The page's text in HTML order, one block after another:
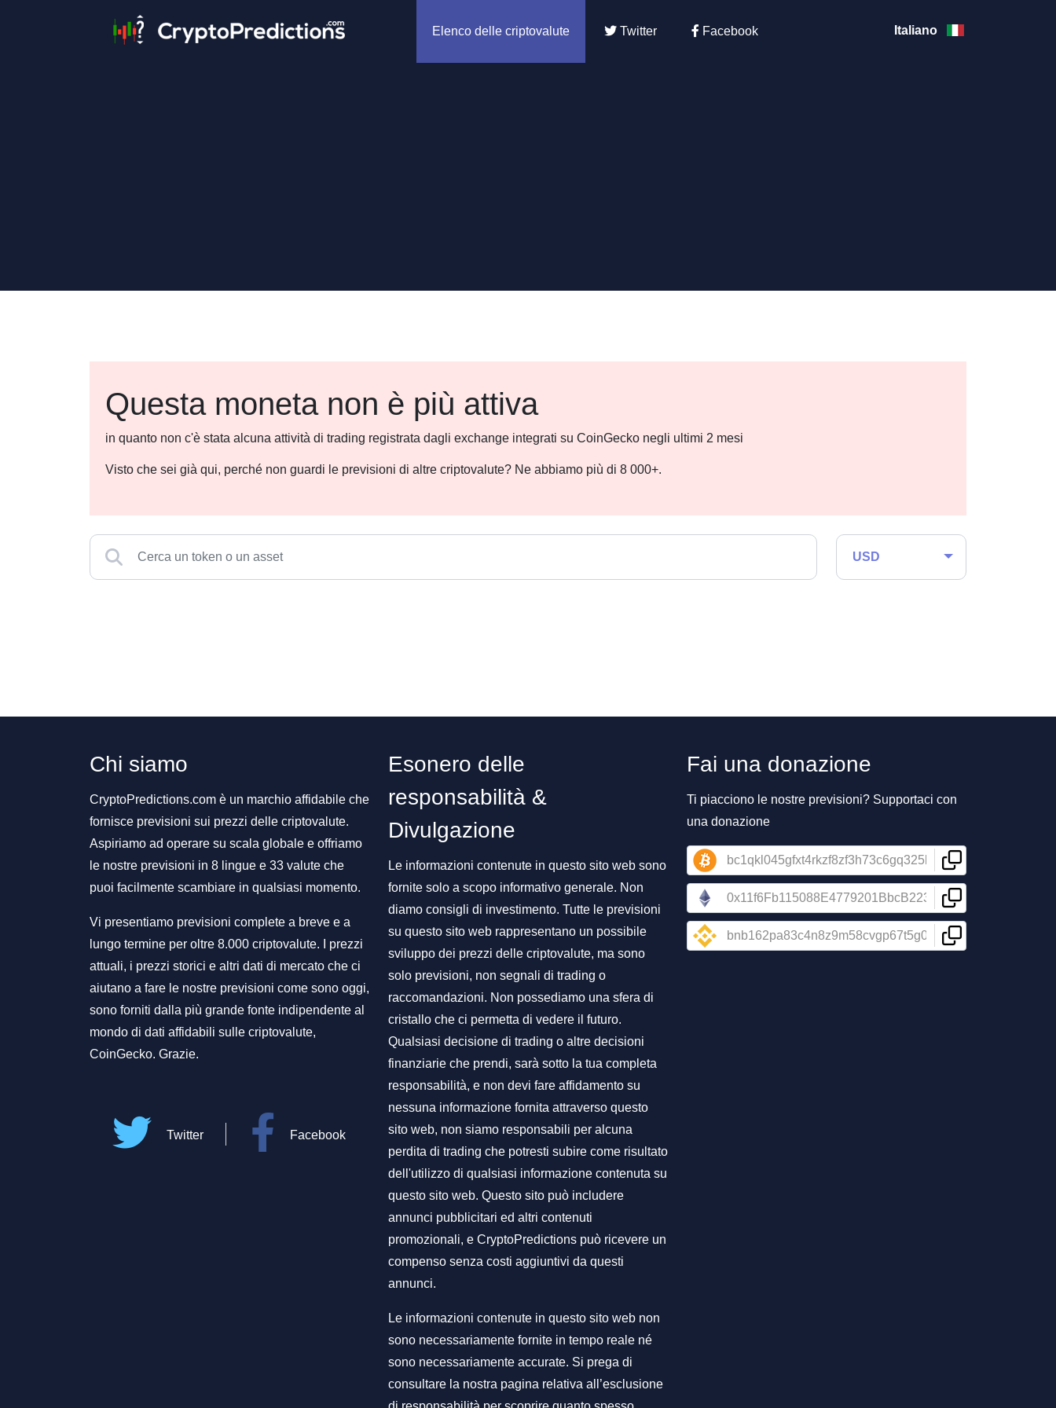
Elenco delle criptovalute Twitter Facebook Italiano
Questa moneta non è più attiva
in quanto non c'è stata alcuna attività di trading registrata dagli exchange integrati su CoinGecko negli ultimi 2 mesi
Visto che sei già qui, perché non guardi le previsioni di altre criptovalute? Ne abbiamo più di 8 000+.
USD
Chi siamo
CryptoPredictions.com è un marchio affidabile che
fornisce previsioni sui prezzi delle criptovalute.
Aspiriamo ad operare su scala globale e offriamo
le nostre previsioni in 8 lingue e 33 valute che
puoi facilmente scambiare in qualsiasi momento.
Vi presentiamo previsioni complete a breve e a
lungo termine per oltre 8.000 criptovalute. I prezzi
attuali, i prezzi storici e altri dati di mercato che ci
aiutano a fare le nostre previsioni come sono oggi,
sono forniti dalla più grande fonte indipendente al
mondo di dati affidabili sulle criptovalute,
CoinGecko. Grazie.
Twitter Facebook
Esonero delle
responsabilità &
Divulgazione
Le informazioni contenute in questo sito web sono
fornite solo a scopo informativo generale. Non
diamo consigli di investimento. Tutte le previsioni
su questo sito web rappresentano un possibile
sviluppo dei prezzi delle criptovalute, ma sono
solo previsioni, non segnali di trading o
raccomandazioni. Non possediamo una sfera di
cristallo che ci permetta di vedere il futuro.
Qualsiasi decisione di trading o altre decisioni
finanziarie che prendi, sarà sotto la tua completa
responsabilità, e non devi fare affidamento su
nessuna informazione fornita attraverso questo
sito web, non siamo responsabili per alcuna
perdita di trading che potresti subire come risultato
dell'utilizzo di qualsiasi informazione contenuta su
questo sito web. Questo sito può includere
annunci pubblicitari ed altri contenuti
promozionali, e CryptoPredictions può ricevere un
compenso senza costi aggiuntivi da questi
annunci.
Le informazioni contenute in questo sito web non
sono necessariamente fornite in tempo reale né
sono necessariamente accurate. Si prega di
consultare la nostra pagina relativa all’esclusione
Fai una donazione
Ti piacciono le nostre previsioni? Supportaci con
una donazione